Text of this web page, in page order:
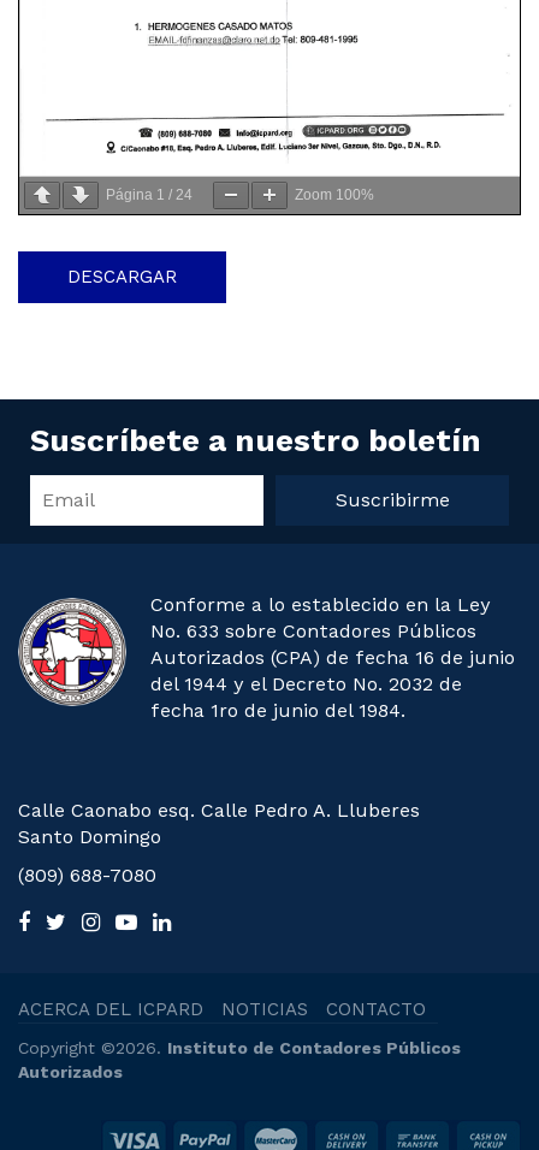
Página 1 / 24 Zoom 100%
DESCARGAR
Suscríbete a nuestro boletín
Suscribirme
Conforme a lo establecido en la Ley
No. 633 sobre Contadores Públicos
Autorizados (CPA) de fecha 16 de junio
del 1944 y el Decreto No. 2032 de
fecha 1ro de junio del 1984.
Calle Caonabo esq. Calle Pedro A. Lluberes
Santo Domingo
(809) 688-7080
ACERCA DEL ICPARD NOTICIAS CONTACTO
Copyright ©2026. Instituto de Contadores Públicos
Autorizados